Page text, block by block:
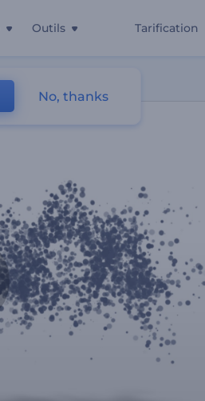
Outils Tarification
No, thanks